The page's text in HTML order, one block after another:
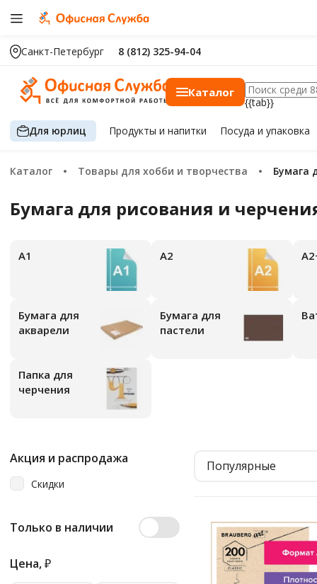
Санкт-Петербург 8 (812) 325-94-04
Каталог
{{tab}}
Для юрлиц Продуктыи напитки Посуда и упаковка
Каталог Товары для хобби и творчества
Бумага для рисования и
А1 А2
Бумага для
акварели
Бумага для
пастели
Папка для
черчения
Акция и распродажа
Скидки
Только в наличии
Цена,₽
Популярные